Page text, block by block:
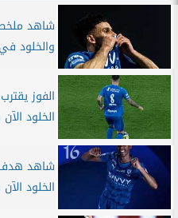
شاهد
والخلود
الفوز
الخلود
شاهد هدف
الخلود